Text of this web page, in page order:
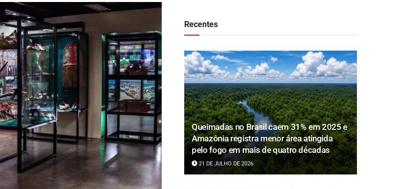
Recentes
Queimadas no Brasil caem 31% em 2025 e
Amazônia registra menor área atingida
pelo fogo em mais de quatro décadas
21 DE JULHO DE 2026